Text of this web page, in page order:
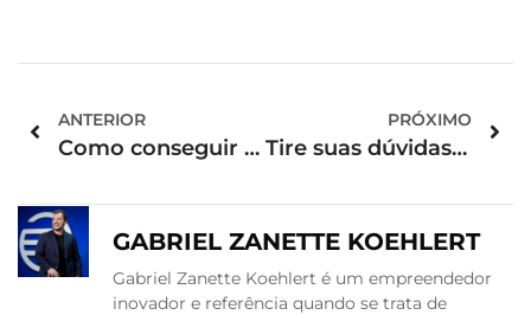
ANTERIOR
Como conseguir upgrade Azul? A gente explica!
PRÓXIMO
Tire suas dúvidas sobre a tabela fixa Azul
GABRIEL ZANETTE KOEHLERT
Gabriel Zanette Koehlert é um empreendedor
inovador e referência quando se trata de